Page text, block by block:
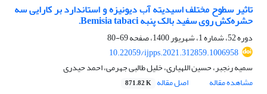
تاثیر سطوح مختلف اسیدیته آب دیونیزه و استاندارد بر کارایی سه
حشره‌کش‌ روی سفید بالک پنبه Bemisia tabaci.
دوره 52، شماره 1، شهریور 1400، صفحه
69-80
10.22059/ijpps.2021.312859.1006958
سمیه رنجبر، حسین اللهیاری، خلیل طالبی جهرمی، احمد حیدری
مشاهده مقاله
اصل مقاله 871.82 K